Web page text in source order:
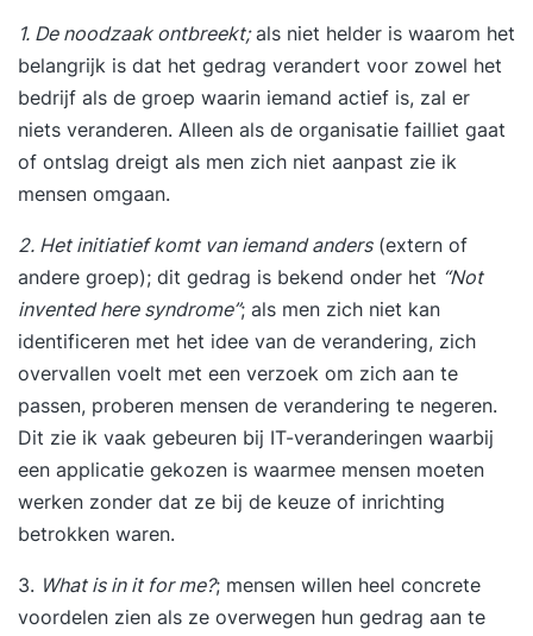
1. De noodzaak ontbreekt;als niet helder is waarom het
belangrijk is dat het gedrag verandert voor zowel het
bedrijf als de groep waarin iemand actief is, zal er
niets veranderen. Alleen als de organisatie failliet gaat
of ontslag dreigt als men zich niet aanpast zie ik
mensen omgaan.
2. Het initiatief komt van iemand anders(extern of
andere groep); dit gedrag is bekend onder het “Not
invented here syndrome”; als men zich niet kan
identificeren met het idee van de verandering, zich
overvallen voelt met een verzoek om zich aan te
passen, proberen mensen de verandering te negeren.
Dit zie ik vaak gebeuren bij IT-veranderingen waarbij
een applicatie gekozen is waarmee mensen moeten
werken zonder dat ze bij de keuze of inrichting
betrokken waren.
3. What is in it for me?; mensen willen heel concrete
voordelen zien als ze overwegen hun gedrag aan te